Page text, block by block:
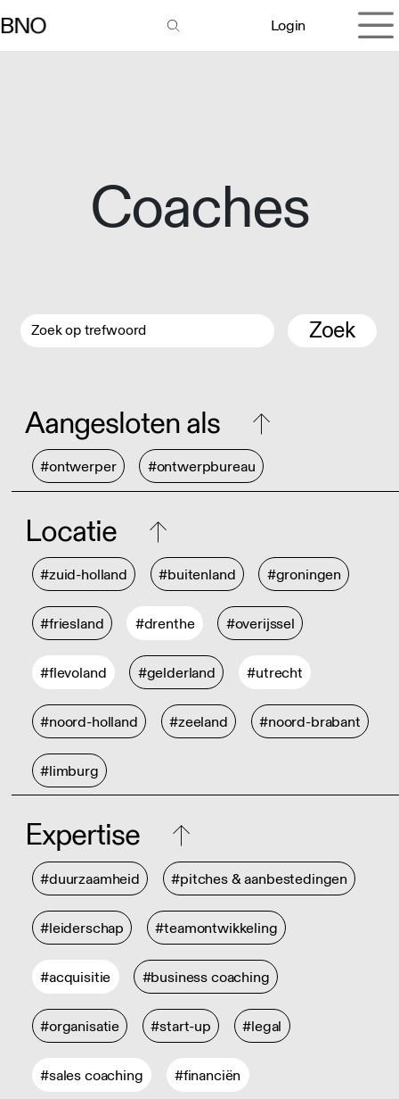
Login
Coaches
Zoek
Aangesloten als
#ontwerper #ontwerpbureau
Locatie
#zuid-holland #buitenland #groningen
#friesland #drenthe #overijssel
#flevoland #gelderland #utrecht
#noord-holland #zeeland #noord-brabant
#limburg
Expertise
#duurzaamheid #pitches & aanbestedingen
#leiderschap #teamontwikkeling
#acquisitie #business coaching
#organisatie #start-up #legal
#sales coaching #financiën